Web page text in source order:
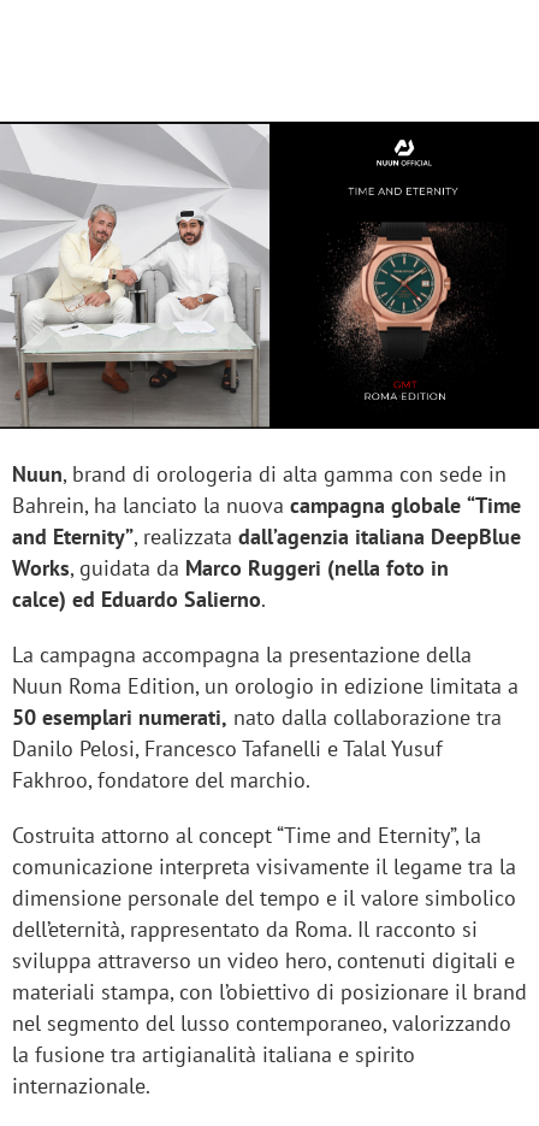
Nuun, brand di orologeria di alta gamma con sede in
Bahrein, ha lanciato la nuova campagna globale “Time
and Eternity”, realizzata dall’agenzia italiana DeepBlue
Works, guidata da Marco Ruggeri (nella foto in
calce) ed Eduardo Salierno.
La campagna accompagna la presentazione della
Nuun Roma Edition, un orologio in edizione limitata a
50 esemplari numerati, nato dalla collaborazione tra
Danilo Pelosi, Francesco Tafanelli e Talal Yusuf
Fakhroo, fondatore del marchio.
Costruita attorno al concept “Time and Eternity”, la
comunicazione interpreta visivamente il legame tra la
dimensione personale del tempo e il valore simbolico
dell’eternità, rappresentato da Roma. Il racconto si
sviluppa attraverso un video hero, contenuti digitali e
materiali stampa, con l’obiettivo di posizionare il brand
nel segmento del lusso contemporaneo, valorizzando
la fusione tra artigianalità italiana e spirito
internazionale.